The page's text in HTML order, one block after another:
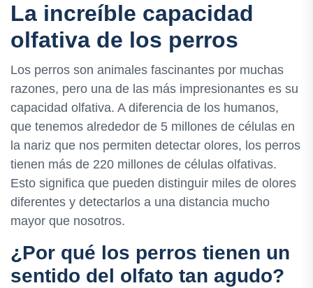
La increíble capacidad
olfativa de los perros
Los perros son animales fascinantes por muchas
razones, pero una de las más impresionantes es su
capacidad olfativa. A diferencia de los humanos,
que tenemos alrededor de 5 millones de células en
la nariz que nos permiten detectar olores, los perros
tienen más de 220 millones de células olfativas.
Esto significa que pueden distinguir miles de olores
diferentes y detectarlos a una distancia mucho
mayor que nosotros.
¿Por qué los perros tienen un
sentido del olfato tan agudo?